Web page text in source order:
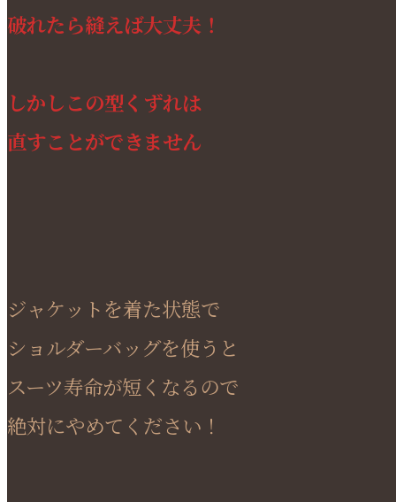
破れたら縫えば大丈夫！
しかしこの型くずれは
直すことができません
ジャケットを着た状態で
ショルダーバッグを使うと
スーツ寿命が短くなるので
絶対にやめてください！